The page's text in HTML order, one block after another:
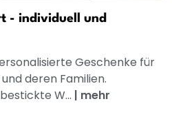
- individuell und
Geschenke für
deren Familien.
W... | mehr